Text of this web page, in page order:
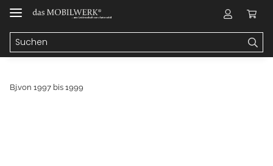
Bj.von 1997 bis 1999